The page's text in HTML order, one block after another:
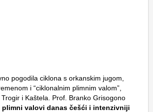
pogodila ciklona s orkanskim jugom,
i “ciklonalnim plimnim valom”,
i Kaštela. Prof. Branko Grisogono
plimni valovi danas češći i intenzivniji